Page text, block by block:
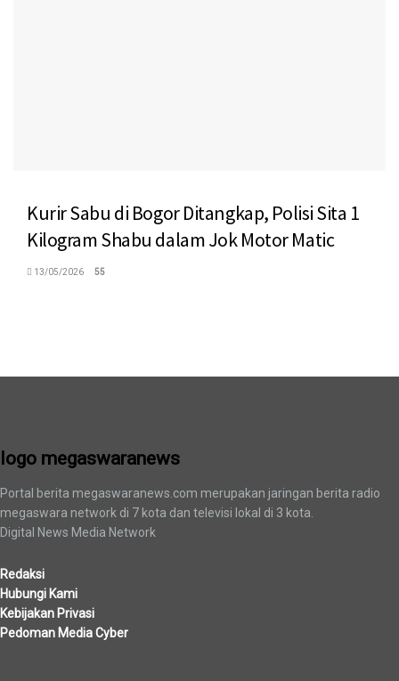
Kurir Sabu di Bogor Ditangkap, Polisi Sita 1
Kilogram Shabu dalam Jok Motor Matic
13/05/2026 55
logo megaswaranews
Portal berita megaswaranews.com merupakan jaringan berita radio
megaswara network di 7 kota dan televisi lokal di 3 kota.
Digital News Media Network
Redaksi
Hubungi Kami
Kebijakan Privasi
Pedoman Media Cyber